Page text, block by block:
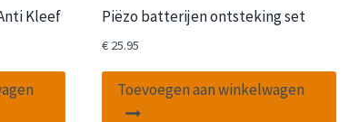
Kleef Piëzo batterijen ontsteking set
€ 25.95
Toevoegen aan winkelwagen